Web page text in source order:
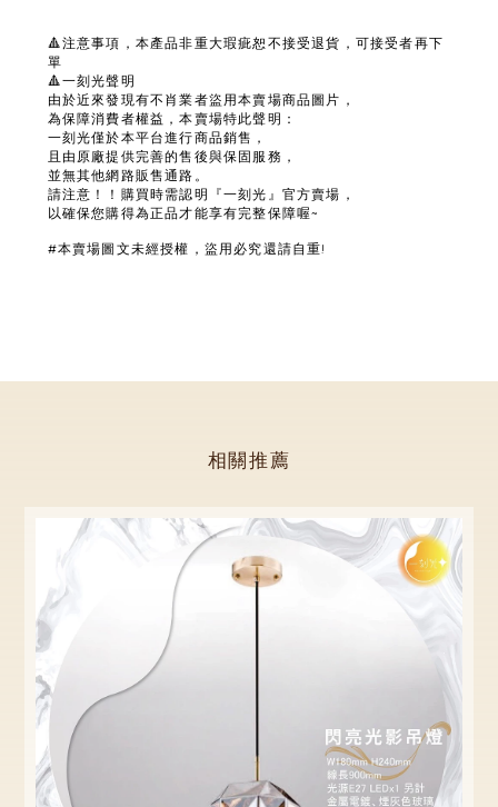
🔺注意事項，本產品非重大瑕疵恕不接受退貨，可接受者再下
單
🔺一刻光聲明
由於近來發現有不肖業者盜用本賣場商品圖片，
為保障消費者權益，本賣場特此聲明：
一刻光僅於本平台進行商品銷售，
且由原廠提供完善的售後與保固服務，
並無其他網路販售通路。
請注意！！購買時需認明『一刻光』官方賣場，
以確保您購得為正品才能享有完整保障喔~
#本賣場圖文未經授權，盜用必究還請自重!